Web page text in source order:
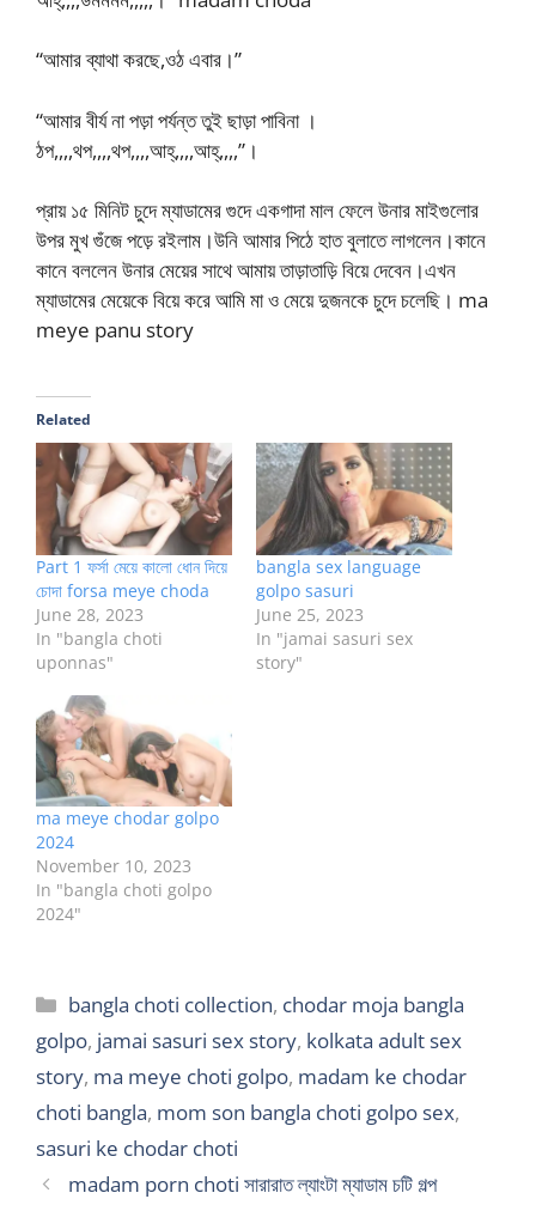
“আমার ব্যাথা করছে,ওঠ এবার।”
“আমার বীর্য না পড়া পর্যন্ত তুই ছাড়া পাবিনা ।
ঠপ,,,,থপ,,,,থপ,,,,আহ্,,,,আহ্,,,,”।
প্রায় ১৫ মিনিট চুদে ম্যাডামের গুদে একগাদা মাল ফেলে উনার মাইগুলোর
উপর মুখ গুঁজে পড়ে রইলাম।উনি আমার পিঠে হাত বুলাতে লাগলেন।কানে
কানে বললেন উনার মেয়ের সাথে আমায় তাড়াতাড়ি বিয়ে দেবেন।এখন
ম্যাডামের মেয়েকে বিয়ে করে আমি মা ও মেয়ে দুজনকে চুদে চলেছি। ma
meye panu story
Related
Part 1 ফর্সা মেয়ে কালো ধোন দিয়ে
চোদা forsa meye choda
June 28, 2023
In "bangla choti
uponnas"
bangla sex language
golpo sasuri
June 25, 2023
In "jamai sasuri sex
story"
ma meye chodar golpo
2024
November 10, 2023
In "bangla choti golpo
2024"
Categories
bangla choti collection, chodar moja bangla
golpo, jamai sasuri sex story, kolkata adult sex
story, ma meye choti golpo, madam ke chodar
choti bangla, mom son bangla choti golpo sex,
sasuri ke chodar choti
madam porn choti সারারাত ল্যাংটা ম্যাডাম চটি গল্প